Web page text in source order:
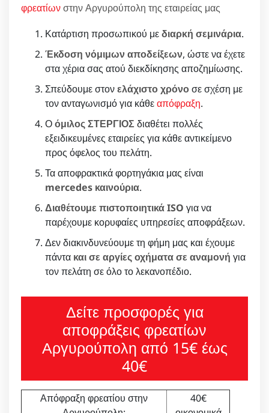
φρεατίωνστην Αργυρούπολη της εταιρείας μας
Κατάρτιση προσωπικού μεδιαρκή σεμινάρια.
Έκδοση νόμιμων αποδείξεων, ώστε να έχετε
στα χέρια σας ατού διεκδίκησης αποζημίωσης.
Σπεύδουμε στονελάχιστο χρόνοσε σχέση με
τον ανταγωνισμό για κάθεαπόφραξη.
Οόμιλος ΣΤΕΡΓΙΟΣ διαθέτει πολλές
εξειδικευμένες εταιρείες για κάθε αντικείμενο
προς όφελος του πελάτη.
Τα αποφρακτικά φορτηγάκια μας είναι
mercedes καινούρια.
Διαθέτουμε πιστοποιητικά ISO για να
παρέχουμε κορυφαίες υπηρεσίες αποφράξεων.
Δεν διακινδυνεύουμε τη φήμη μας και έχουμε
πάντα και σε αργίες οχήματα σε αναμονή για
τον πελάτη σε όλο το λεκανοπέδιο.
Δείτε προσφορές για
αποφράξεις φρεατίων
Αργυρούπολη από 15€ έως
40€
Απόφραξη φρεατίου στην
40€